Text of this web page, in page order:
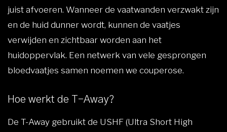
juist afvoeren. Wanneer de vaatwanden verzwakt zijn
en de huid dunner wordt, kunnen de vaatjes
verwijden en zichtbaar worden aan het
huidoppervlak. Een netwerk van vele gesprongen
bloedvaatjes samen noemen we couperose.
Hoe werkt de T-Away?
De T-Away gebruikt de USHF (Ultra Short High